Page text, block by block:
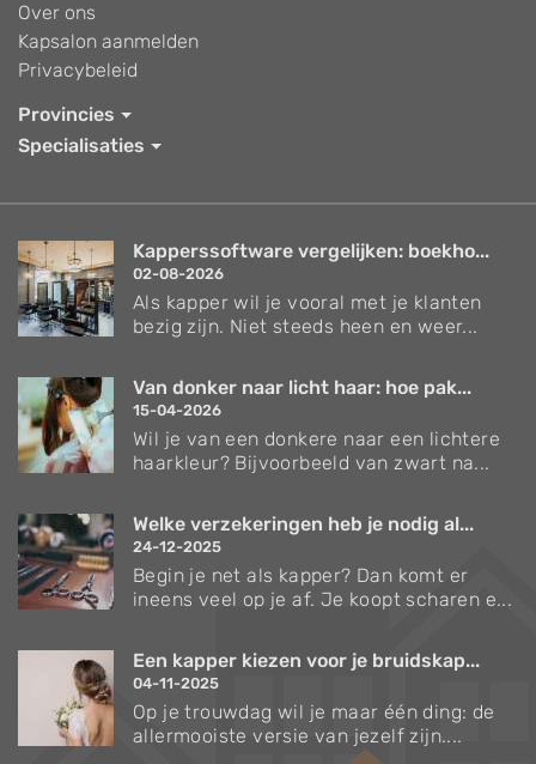
Over ons
Kapsalon aanmelden
Privacybeleid
Provincies
Specialisaties
Kapperssoftware vergelijken: boekho...
02-08-2026
Als kapper wil je vooral met je klanten
bezig zijn. Niet steeds heen en weer...
Van donker naar licht haar: hoe pak...
15-04-2026
Wil je van een donkere naar een lichtere
haarkleur? Bijvoorbeeld van zwart na...
Welke verzekeringen heb je nodig al...
24-12-2025
Begin je net als kapper? Dan komt er
ineens veel op je af. Je koopt scharen e...
Een kapper kiezen voor je bruidskap...
04-11-2025
Op je trouwdag wil je maar één ding: de
allermooiste versie van jezelf zijn....